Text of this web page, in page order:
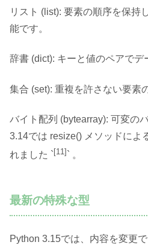
リスト (list): 要素の順序を保持
能です。
辞書 (dict): キーと値のペアでデ
集合 (set): 重複を許さない要素
バイト配列 (bytearray): 可変の
3.14では resize() メソッドによ
れました ` [11] ` 。
最新の特殊な型
Python 3.15では、内容を変更